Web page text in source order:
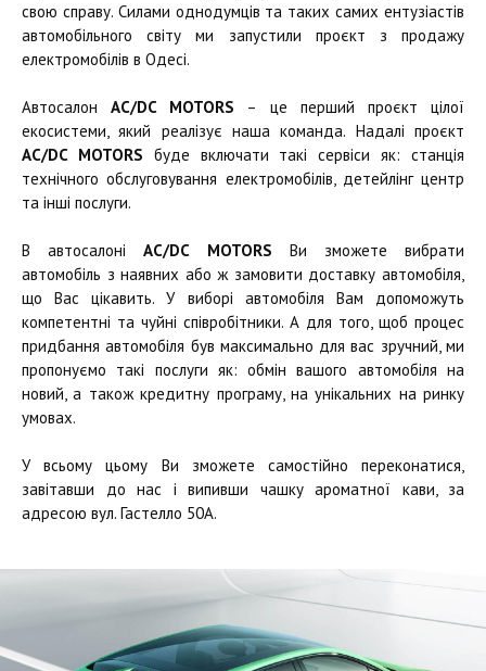
свою справу. Силами однодумців та таких самих ентузіастів
автомобільного світу ми запустили проєкт з продажу
електромобілів в Одесі.
АвтосалонAC/DC MOTORS – це перший проєкт цілої
екосистеми, який реалізує наша команда. Надалі проєкт
AC/DC MOTORS буде включати такі сервіси як: станція
технічного обслуговування електромобілів, детейлінг центр
та інші послуги.
В автосалоніAC/DC MOTORS Ви зможете вибрати
автомобіль з наявних або ж замовити доставку автомобіля,
що Вас цікавить. У виборі автомобіля Вам допоможуть
компетентні та чуйні співробітники. А для того, щоб процес
придбання автомобіля був максимально для вас зручний, ми
пропонуємо такі послуги як: обмін вашого автомобіля на
новий, а також кредитну програму, на унікальних на ринку
умовах.
У всьому цьому Ви зможете самостійно переконатися,
завітавши до нас і випивши чашку ароматної кави, за
адресою вул. Гастелло 50А.